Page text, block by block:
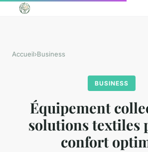
Accueil›Business
BUSINESS
Équipement
solutions textiles
confort